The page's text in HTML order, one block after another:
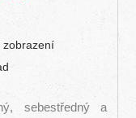
zobrazení
sebestředný a